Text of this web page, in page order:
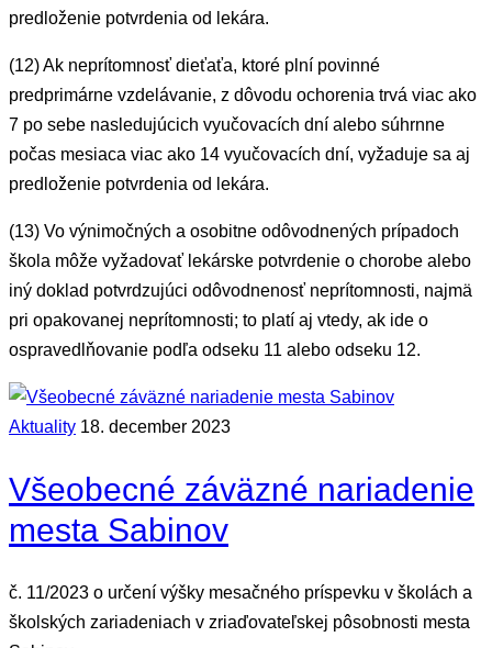
predloženie potvrdenia od lekára.
(12) Ak neprítomnosť dieťaťa, ktoré plní povinné
predprimárne vzdelávanie, z dôvodu ochorenia trvá viac ako
7 po sebe nasledujúcich vyučovacích dní alebo súhrnne
počas mesiaca viac ako 14 vyučovacích dní, vyžaduje sa aj
predloženie potvrdenia od lekára.
(13) Vo výnimočných a osobitne odôvodnených prípadoch
škola môže vyžadovať lekárske potvrdenie o chorobe alebo
iný doklad potvrdzujúci odôvodnenosť neprítomnosti, najmä
pri opakovanej neprítomnosti; to platí aj vtedy, ak ide o
ospravedlňovanie podľa odseku 11 alebo odseku 12.
Aktuality 18. december 2023
Všeobecné záväzné nariadenie
mesta Sabinov
č. 11/2023 o určení výšky mesačného príspevku v školách a
školských zariadeniach v zriaďovateľskej pôsobnosti mesta